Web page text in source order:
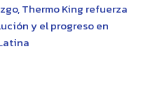
Thermo King refuerza
y el progreso en